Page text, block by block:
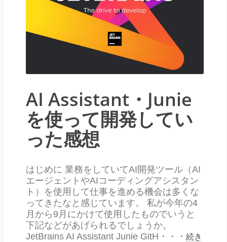
AI Assistant・Junie
を使って開発してい
った感想
はじめに 業務をしていてAI開発ツール（AI
エージェントやAIコーディングアシスタン
ト）を使用して仕事を進める機会は多くな
ってきたなと感じています。 私が今年の4
月から9月にかけて使用したものでいうと
下記などがあげられるでしょうか。
JetBrains AI Assistant Junie GitH・・・ 続き